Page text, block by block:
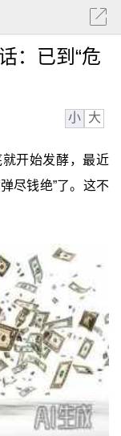
：已到“危
小 大
开始发酵，最近
尽钱绝”了。这不